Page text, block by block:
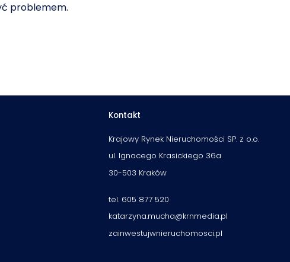
problemem.
Kontakt
Krajowy Rynek Nieruchomości SP. z o.o.
ul. Ignacego Krasickiego 36a
30-503 Kraków
tel. 605 877 520
katarzyna.mucha@krnmedia.pl
zainwestujwnieruchomosci.pl